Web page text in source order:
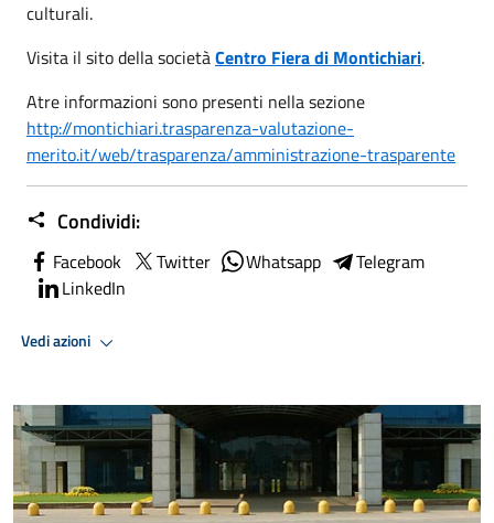
culturali.
Visita il sito della societàCentro Fiera di Montichiari.
Atre informazioni sono presenti nella sezione
http://montichiari.trasparenza-valutazione-
merito.it/web/trasparenza/amministrazione-trasparente
Condividi:
Facebook Twitter Whatsapp
Telegram
LinkedIn
Vedi azioni